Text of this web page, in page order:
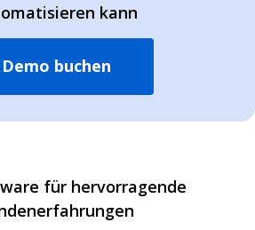
kann
Demo buchen
für hervorragende